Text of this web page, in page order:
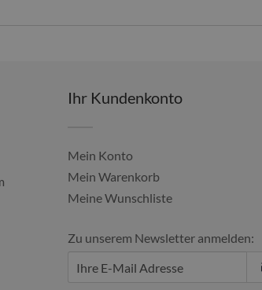
Ihr Kundenkonto
Mein Konto
Mein Warenkorb
Meine Wunschliste
Zu unserem Newsletter anmelden: